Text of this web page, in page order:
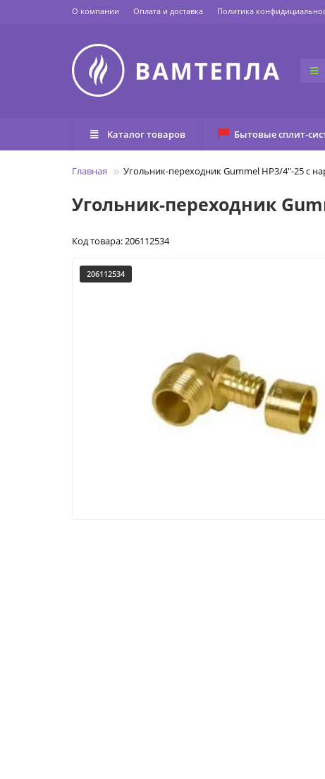
О компании Оплата и доставка Политика
Каталог товаров Бытовые сплит-
Главная Угольник-переходник Gummel НР3/4"-25 с
Угольник-переходник
Код товара: 206112534
206112534